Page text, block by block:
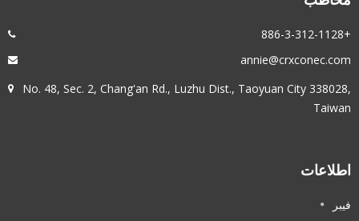
+886-3-312-1128
annie@crxconec.com
No. 48, Sec. 2, Chang'an Rd., Luzhu Dist., Taoyuan City 338028,
Taiwan
اطلاعات
فیبر